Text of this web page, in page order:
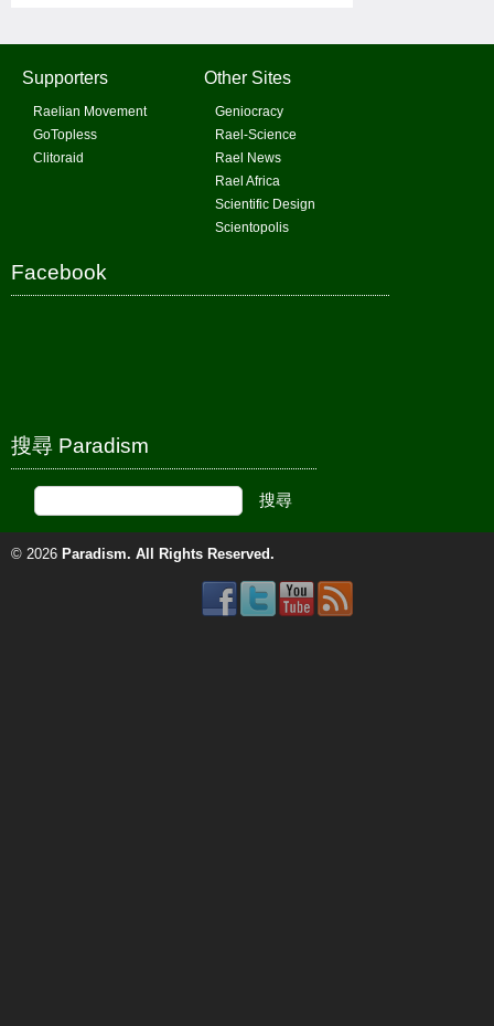
Supporters
Raelian Movement
GoTopless
Clitoraid
Other Sites
Geniocracy
Rael-Science
Rael News
Rael Africa
Scientific Design
Scientopolis
Facebook
搜尋 Paradism
© 2026 Paradism. All Rights Reserved.